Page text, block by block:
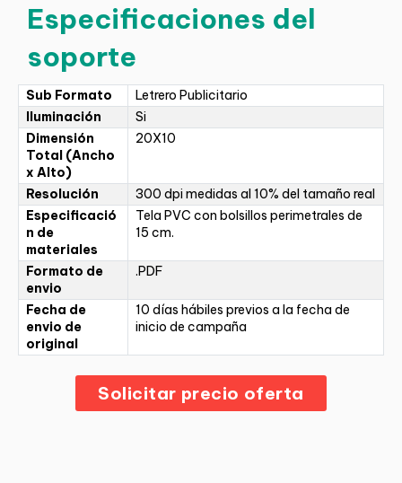
Especificaciones del
soporte
Sub Formato
Letrero Publicitario
Iluminación
Si
Dimensión
Total (Ancho
x Alto)
20X10
Resolución
300 dpi medidas al 10% del tamaño real
Especificació
n de
materiales
Tela PVC con bolsillos perimetrales de
15 cm.
Formato de
envio
.PDF
Fecha de
envio de
original
10 días hábiles previos a la fecha de
inicio de campaña
Solicitar precio oferta